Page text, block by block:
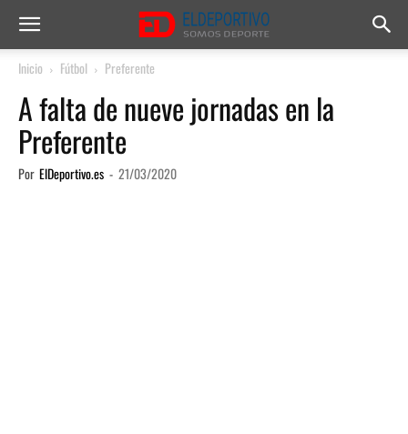
Inicio Fútbol Preferente
A falta de nueve jornadas en la
Preferente
Por ElDeportivo.es - 21/03/2020